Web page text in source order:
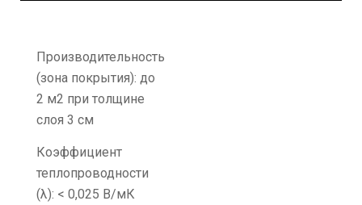
Производительность
(зона покрытия): до
2 м2 при толщине
слоя 3 см
Коэффициент
теплопроводности
(λ): < 0,025 В/мК